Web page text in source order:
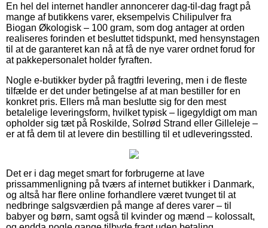
En hel del internet handler annoncerer dag-til-dag fragt på
mange af butikkens varer, eksempelvis Chilipulver fra
Biogan Økologisk – 100 gram, som dog antager at orden
realiseres forinden et besluttet tidspunkt, med hensynstagen
til at de garanteret kan nå at få de nye varer ordnet forud for
at pakkepersonalet holder fyraften.
Nogle e-butikker byder på fragtfri levering, men i de fleste
tilfælde er det under betingelse af at man bestiller for en
konkret pris. Ellers må man beslutte sig for den mest
betalelige leveringsform, hvilket typisk – ligegyldigt om man
opholder sig tæt på Roskilde, Solrød Strand eller Gilleleje –
er at få dem til at levere din bestilling til et udleveringssted.
Det er i dag meget smart for forbrugerne at lave
prissammenligning på tværs af internet butikker i Danmark,
og altså har flere online forhandlere været tvunget til at
nedbringe salgsværdien på mange af deres varer – til
babyer og børn, samt også til kvinder og mænd – kolossalt,